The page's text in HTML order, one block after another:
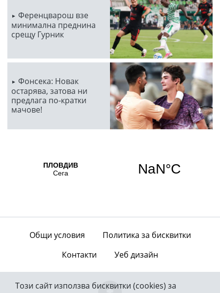
Ференцварош взе
минимална преднина
срещу Гурник
Фонсека: Новак
остарява, затова ни
предлага по-кратки
мачове!
Общи условия
Политика за бисквитки
Контакти
Уеб дизайн
Този сайт използва бисквитки (cookies) за